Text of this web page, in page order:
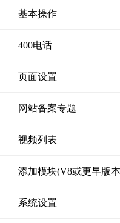
基本操作
400电话
页面设置
网站备案专题
视频列表
添加模块(V8或更早版
系统设置